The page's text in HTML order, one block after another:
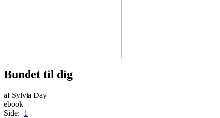
Bundet til dig
af Sylvia Day
ebook
Side: 1